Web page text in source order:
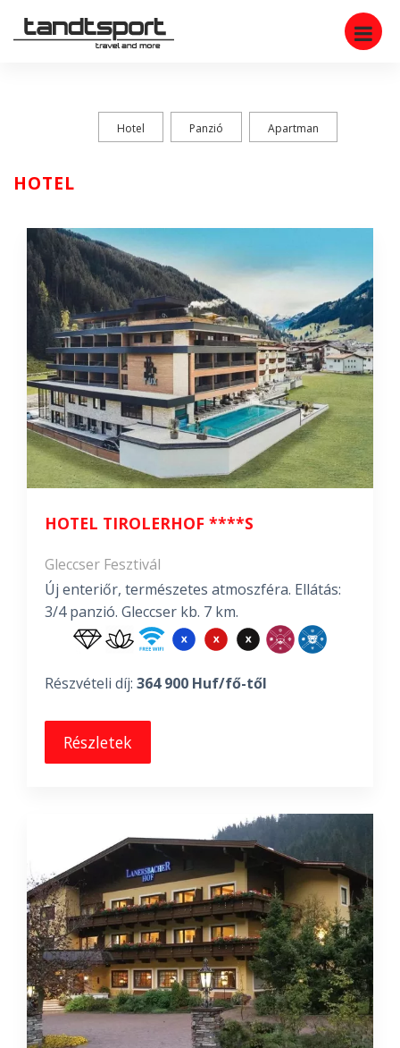
Hotel Panzió Apartman
HOTEL
HOTEL TIROLERHOF ****S
Gleccser Fesztivál
Új enteriőr, természetes atmoszféra. Ellátás:
3/4 panzió. Gleccser kb. 7 km.
Részvételi díj: 364 900 Huf/fő-től
Részletek